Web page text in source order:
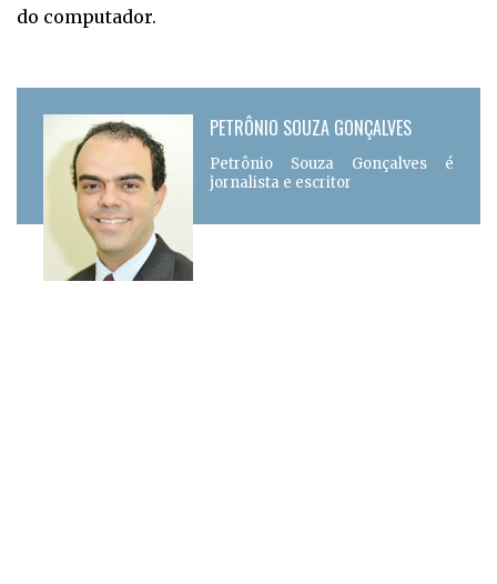
do computador.
PETRÔNIO SOUZA GONÇALVES
Petrônio Souza Gonçalves é
jornalista e escritor